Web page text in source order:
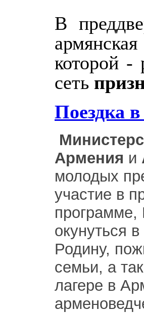
В
которой -
сеть
Поездка
Армения и
молодых
участие в
программе,
окунуться
Родину,
семьи, а
лагере в